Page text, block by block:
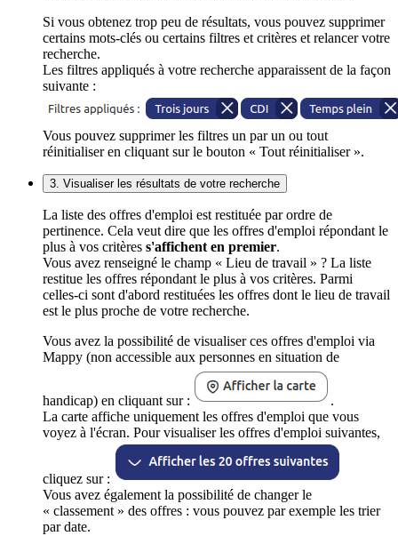
Si vous obtenez trop peu de résultats, vous pouvez supprimer
certains mots-clés ou certains filtres et critères et relancer votre
recherche.
Les filtres appliqués à votre recherche apparaissent de la façon
suivante :
Vous pouvez supprimer les filtres un par un ou tout
réinitialiser en cliquant sur le bouton « Tout réinitialiser ».
3. Visualiser les résultats de votre recherche
La liste des offres d'emploi est restituée par ordre de
pertinence. Cela veut dire que les offres d'emploi répondant le
plus à vos critères s'affichent en premier.
Vous avez renseigné le champ « Lieu de travail » ? La liste
restitue les offres répondant le plus à vos critères. Parmi
celles-ci sont d'abord restituées les offres dont le lieu de travail
est le plus proche de votre recherche.
Vous avez la possibilité de visualiser ces offres d'emploi via
Mappy (non accessible aux personnes en situation de
handicap) en cliquant sur :
.
La carte affiche uniquement les offres d'emploi que vous
voyez à l'écran. Pour visualiser les offres d'emploi suivantes,
cliquez sur :
Vous avez également la possibilité de changer le
« classement » des offres : vous pouvez par exemple les trier
par date.